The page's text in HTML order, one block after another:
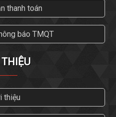
thanh toán
báo TMQT
thiệu